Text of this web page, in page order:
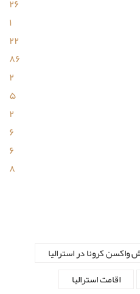
۲۶
۱
۲۲
۸۶
۲
۵
۲
۶
۶
۸
واکسن کرونا در استرالیا
اقامت استرالیا